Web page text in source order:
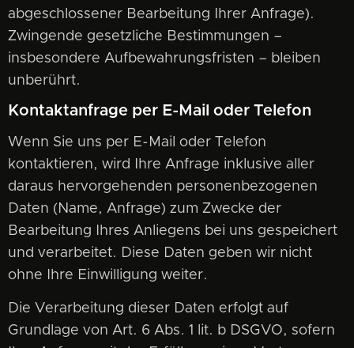
abgeschlossener Bearbeitung Ihrer Anfrage).
Zwingende gesetzliche Bestimmungen –
insbesondere Aufbewahrungsfristen – bleiben
unberührt.
Kontaktanfrage per E-Mail oder Telefon
Wenn Sie uns per E-Mail oder Telefon
kontaktieren, wird Ihre Anfrage inklusive aller
daraus hervorgehenden personenbezogenen
Daten (Name, Anfrage) zum Zwecke der
Bearbeitung Ihres Anliegens bei uns gespeichert
und verarbeitet. Diese Daten geben wir nicht
ohne Ihre Einwilligung weiter.
Die Verarbeitung dieser Daten erfolgt auf
Grundlage von Art. 6 Abs. 1 lit. b DSGVO, sofern